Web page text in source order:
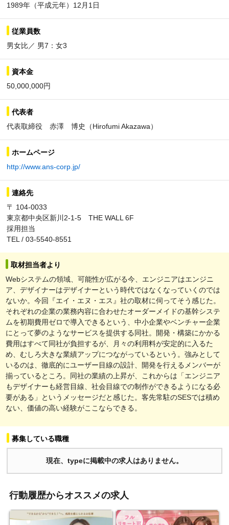
1989年（平成元年）12月1日
従業員数
男女比／ 男7：女3
資本金
50,000,000円
代表者
代表取締役 赤澤 博史（Hirofumi Akazawa）
ホームページ
http://www.ans-corp.jp/
連絡先
〒 104-0033
東京都中央区新川2-1-5 THE WALL 6F
採用担当
TEL / 03-5540-8551
取材担当者より
Webシステムの領域、可能性が広がる今、エンジニアはエンジニ
ア、デザイナーはデザイナーという時代ではなくなっていくのでは
ないか。今回『エイ・エヌ・エス』社の取材に伺ってそう感じた。
それぞれの企業の業務内容に合わせたオーダーメイドの基幹システ
ムを初期費用ゼロで導入できるという、中小企業やベンチャー企業
にとって夢のようなサービスを提供する同社。開発・構築にかかる
費用はすべて同社が負担するが、月々の利用料が安定的に入るた
め、むしろ大きな業績アップにつながっているという。強みとして
いるのは、徹底的にユーザー目線の設計、開発を行えるメンバーが
揃っているところ。同社の業績の上昇が、これからは「エンジニア
もデザイナーも経営目線、社会目線での制作ができるようになる必
要がある」というメッセージだと感じた。客先常駐のSESでは積め
ない、価値の高い経験がここならできる。
募集している職種
現在、typeに掲載中の求人はありません。
行動履歴からオススメの求人